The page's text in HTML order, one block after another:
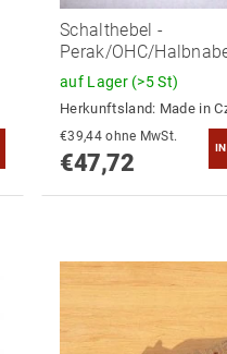
Schalthebel -
Perak/OHC/
auf Lager (>5 St)
Herkunftsland: Made in
€39,44 ohne MwSt.
€47,72